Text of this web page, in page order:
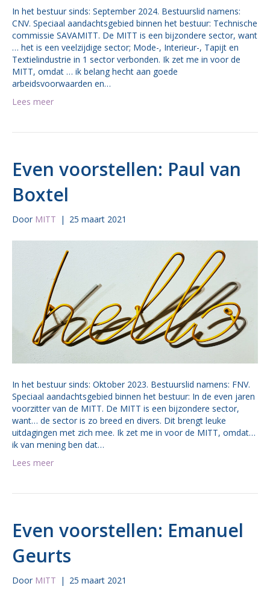
In het bestuur sinds: September 2024. Bestuurslid namens:
CNV. Speciaal aandachtsgebied binnen het bestuur: Technische
commissie SAVAMITT. De MITT is een bijzondere sector, want
… het is een veelzijdige sector; Mode-, Interieur-, Tapijt en
Textielindustrie in 1 sector verbonden. Ik zet me in voor de
MITT, omdat … ik belang hecht aan goede
arbeidsvoorwaarden en…
Lees meer
Even voorstellen: Paul van
Boxtel
Door MITT | 25 maart 2021
In het bestuur sinds: Oktober 2023. Bestuurslid namens: FNV.
Speciaal aandachtsgebied binnen het bestuur: In de even jaren
voorzitter van de MITT. De MITT is een bijzondere sector,
want… de sector is zo breed en divers. Dit brengt leuke
uitdagingen met zich mee. Ik zet me in voor de MITT, omdat…
ik van mening ben dat…
Lees meer
Even voorstellen: Emanuel
Geurts
Door MITT | 25 maart 2021